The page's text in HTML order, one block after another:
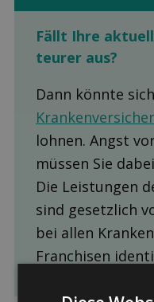
Fällt Ihre
teurer aus?
Dann könnte
lohnen. Angst
müssen Sie
Die Leistungen
sind gesetzlich
bei allen
Franchisen